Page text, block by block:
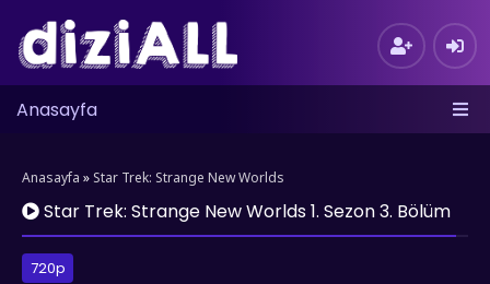
Anasayfa
Anasayfa » Star Trek: Strange New Worlds
Star Trek: Strange New Worlds 1. Sezon 3. Bölüm
720p